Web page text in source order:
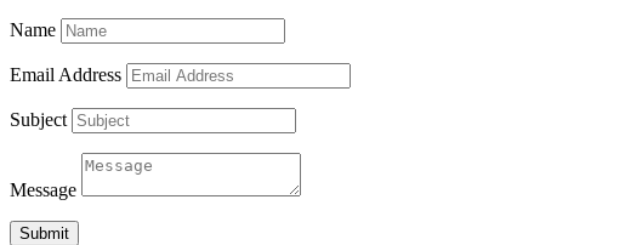
Name
Email Address
Subject
Message
Submit